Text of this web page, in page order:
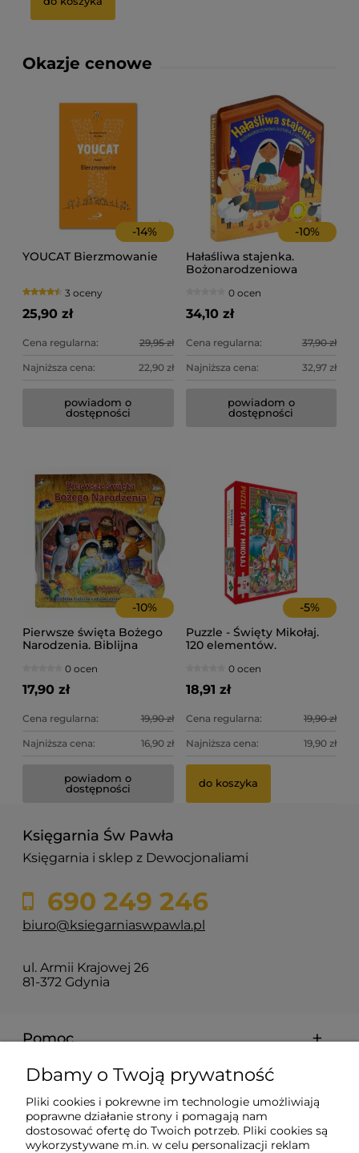
Okazje cenowe
-14%
YOUCAT Bierzmowanie
3 oceny
25,90 zł
Cena regularna: 29,95 zł
Najniższa cena: 22,90 zł
powiadom o
dostępności
-10%
Hałaśliwa stajenka.
Bożonarodzeniowa
0 ocen
34,10 zł
Cena regularna: 37,90 zł
Najniższa cena: 32,97 zł
powiadom o
dostępności
-10%
Pierwsze święta Bożego
Narodzenia. Biblijna
okienkami.
0 ocen
17,90 zł
Cena regularna: 19,90 zł
Najniższa cena: 16,90 zł
powiadom o
dostępności
-5%
Puzzle - Święty Mikołaj.
120 elementów.
0 ocen
18,91 zł
Cena regularna: 19,90 zł
Najniższa cena: 19,90 zł
do koszyka
Księgarnia Św Pawła
Księgarnia i sklep z Dewocjonaliami
690 249 246
biuro@ksiegarniaswpawla.pl
ul. Armii Krajowej 26
81-372 Gdynia
Pomoc
Dostawa i koszty
Moje konto
Dbamy o Twoją prywatność
Pliki cookies i pokrewne im technologie umożliwiają
poprawne działanie strony i pomagają nam
dostosować ofertę do Twoich potrzeb. Pliki cookies są
wykorzystywane m.in. w celu personalizacji reklam